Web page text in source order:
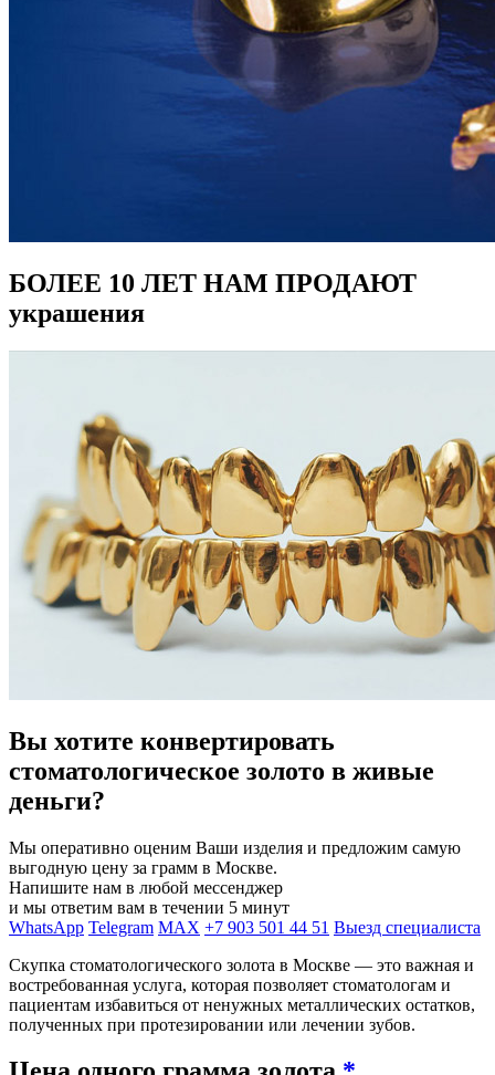
БОЛЕЕ 10 ЛЕТ НАМ ПРОДАЮТ
украшения
Вы хотите конвертировать
стоматологическое золото в живые
деньги?
Мы оперативно оценим Ваши изделия и предложим самую
выгодную цену за грамм в Москве.
Напишите нам в любой мессенджер
и мы ответим вам в течении 5 минут
WhatsApp Telegram MAX +7 903 501 44 51 Выезд специалиста
Скупка стоматологического золота в Москве — это важная и
востребованная услуга, которая позволяет стоматологам и
пациентам избавиться от ненужных металлических остатков,
полученных при протезировании или лечении зубов.